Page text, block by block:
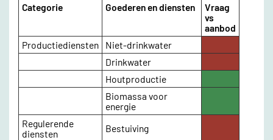
Categorie Goederen en diensten
Vraag
vs
aanbod
Productiediensten
Niet-drinkwater
Drinkwater
Houtproductie
Biomassa voor
energie
Regulerende
diensten
Bestuiving